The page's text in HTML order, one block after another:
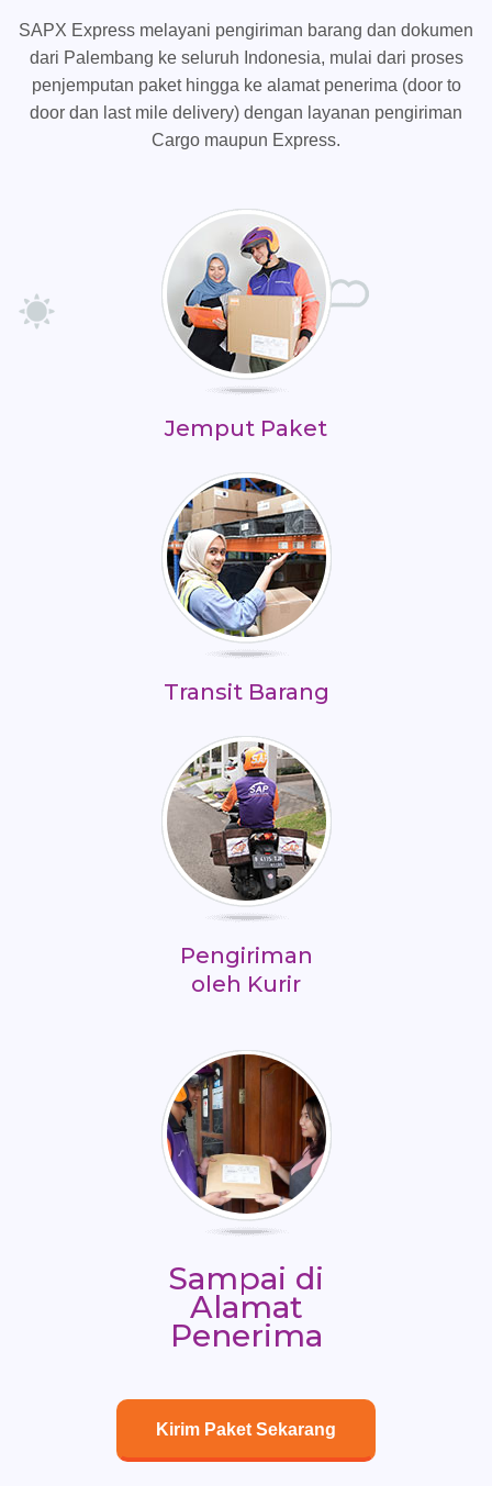
SAPX Express melayani pengiriman barang dan dokumen
dari Palembang ke seluruh Indonesia, mulai dari proses
penjemputan paket hingga ke alamat penerima (door to
door dan last mile delivery) dengan layanan pengiriman
Cargo maupun Express.
Jemput Paket
Transit Barang
Pengiriman
oleh Kurir
Sampai di
Alamat
Penerima
Kirim Paket Sekarang